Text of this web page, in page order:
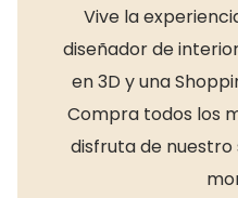
Vive la
diseñador de
en 3D y una
Compra todos los
disfruta de